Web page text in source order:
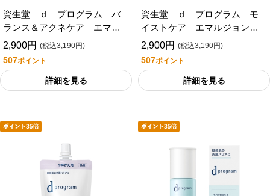
資生堂 ｄ プログラム バ
ランス＆アクネケア エマル
ジョン ＥＸ （レフィル）
2,900円 (税込3,190円)
507ポイント
詳細を見る
資生堂 ｄ プログラム モ
イストケア エマルジョン
ＥＸ （レフィル）
2,900円 (税込3,190円)
507ポイント
詳細を見る